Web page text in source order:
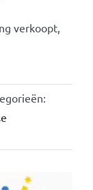
verkoopt,